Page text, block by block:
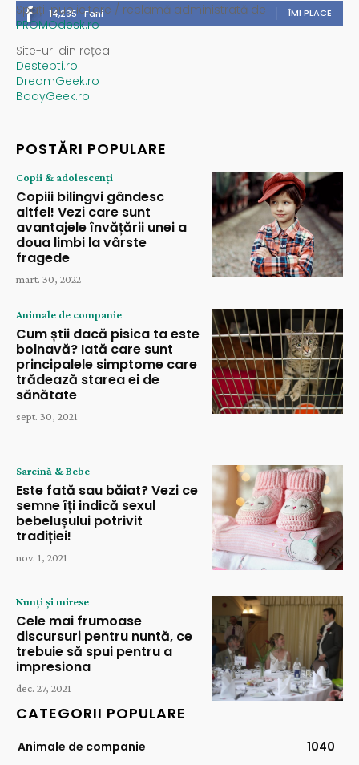
14,235 Fani ÎMI PLACE
Spații publicitare / reclamă administrată de
PROMOdesk.ro
Site-uri din rețea:
Destepti.ro
DreamGeek.ro
BodyGeek.ro
POSTĂRI POPULARE
Copii & adolescenți
Copiii bilingvi gândesc
altfel! Vezi care sunt
avantajele învățării unei a
doua limbi la vârste
fragede
mart. 30, 2022
Animale de companie
Cum știi dacă pisica ta este
bolnavă? Iată care sunt
principalele simptome care
trădează starea ei de
sănătate
sept. 30, 2021
Sarcină & Bebe
Este fată sau băiat? Vezi ce
semne îți indică sexul
bebelușului potrivit
tradiției!
nov. 1, 2021
Nunți și mirese
Cele mai frumoase
discursuri pentru nuntă, ce
trebuie să spui pentru a
impresiona
dec. 27, 2021
CATEGORII POPULARE
Animale de companie
1040